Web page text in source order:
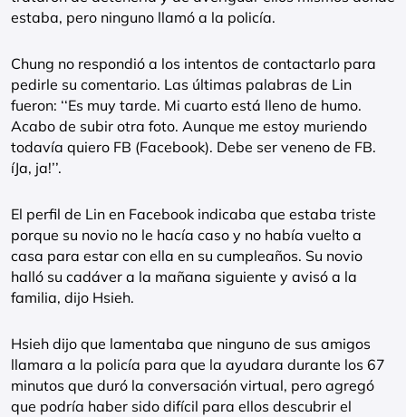
estaba, pero ninguno llamó a la policía.
Chung no respondió a los intentos de contactarlo para
pedirle su comentario. Las últimas palabras de Lin
fueron: ‘‘Es muy tarde. Mi cuarto está lleno de humo.
Acabo de subir otra foto. Aunque me estoy muriendo
todavía quiero FB (Facebook). Debe ser veneno de FB.
íJa, ja!’’.
El perfil de Lin en Facebook indicaba que estaba triste
porque su novio no le hacía caso y no había vuelto a
casa para estar con ella en su cumpleaños. Su novio
halló su cadáver a la mañana siguiente y avisó a la
familia, dijo Hsieh.
Hsieh dijo que lamentaba que ninguno de sus amigos
llamara a la policía para que la ayudara durante los 67
minutos que duró la conversación virtual, pero agregó
que podría haber sido difícil para ellos descubrir el